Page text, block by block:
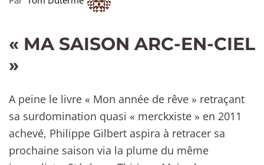
« MA SAISON ARC-EN-CIEL
»
A peine le livre « Mon année de rêve » retraçant
sa surdomination quasi « merckxiste » en 2011
achevé, Philippe Gilbert aspira à retracer sa
prochaine saison via la plume du même